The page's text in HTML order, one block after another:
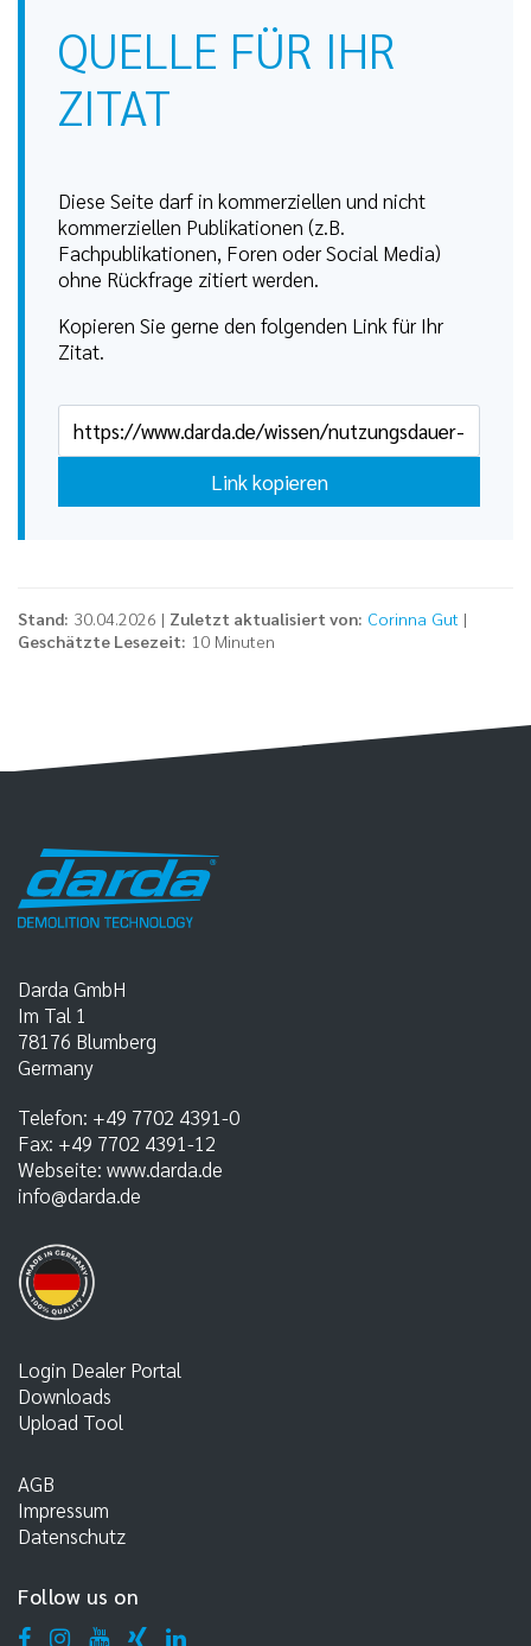
QUELLE FÜR IHR
ZITAT
Diese Seite darf in kommerziellen und nicht
kommerziellen Publikationen (z.B.
Fachpublikationen, Foren oder Social Media)
ohne Rückfrage zitiert werden.
Kopieren Sie gerne den folgenden Link für Ihr
Zitat.
Link kopieren
Stand: 30.04.2026 | Zuletzt aktualisiert von: Corinna Gut |
Geschätzte Lesezeit: 10 Minuten
Darda GmbH
Im Tal 1
78176 Blumberg
Germany
Telefon: +49 7702 4391-0
Fax: +49 7702 4391-12
Webseite: www.darda.de
info@darda.de
Login Dealer Portal
Downloads
Upload Tool
AGB
Impressum
Datenschutz
Follow us on